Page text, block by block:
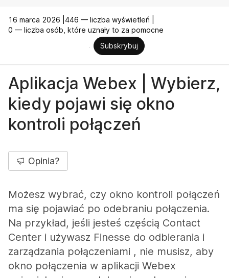
16 marca 2026 | 446 — liczba wyświetleń |
0 — liczba osób, które uznały to za pomocne
Subskrybuj
Aplikacja Webex | Wybierz,
kiedy pojawi się okno
kontroli połączeń
Opinia?
Możesz wybrać, czy okno kontroli połączeń
ma się pojawiać po odebraniu połączenia.
Na przykład, jeśli jesteś częścią Contact
Center i używasz Finesse do odbierania i
zarządzania połączeniami , nie musisz, aby
okno połączenia w aplikacji Webex